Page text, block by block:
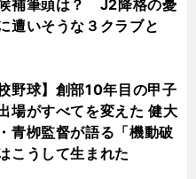
補筆頭は？ J2降格の憂
遭いそうな３クラブと
校野球】創部10年目の甲子
場がすべてを変えた 健大
青栁監督が語る「機動破
こうして生まれた